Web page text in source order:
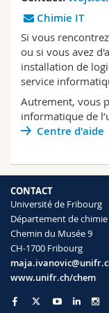
Interfacultaire
Doctorants
Webmail
Programme
MyUnifr
Chimie IT
Si vous
ou si vous avez
installation de
service
Autrement, vous
informatique de
Centre d'aide
CONTACT
Université de Fribourg
Département de chimie
Chemin du Musée 9
CH-1700 Fribourg
www.unifr.ch/chem